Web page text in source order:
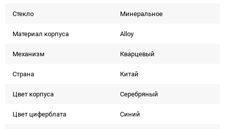
Стекло Минеральное
Материал корпуса Alloy
Механизм Кварцевый
Страна Китай
Цвет корпуса Серебряный
Цвет циферблата Синий